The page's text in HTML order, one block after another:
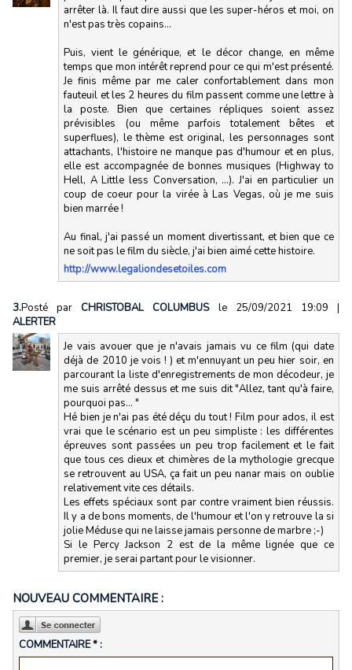
arrêter là. Il faut dire aussi que les super-héros et moi, on
n'est pas très copains...
Puis, vient le générique, et le décor change, en même
temps que mon intérêt reprend pour ce qui m'est présenté.
Je finis même par me caler confortablement dans mon
fauteuil et les 2 heures du film passent comme une lettre à
la poste. Bien que certaines répliques soient assez
prévisibles (ou même parfois totalement bêtes et
superflues), le thème est original, les personnages sont
attachants, l'histoire ne manque pas d'humour et en plus,
elle est accompagnée de bonnes musiques (Highway to
Hell, A Little less Conversation, ...). J'ai en particulier un
coup de coeur pour la virée à Las Vegas, où je me suis
bien marrée !
Au final, j'ai passé un moment divertissant, et bien que ce
ne soit pas le film du siècle, j'ai bien aimé cette histoire.
http://www.legaliondesetoiles.com
3.Posté parCHRISTOBAL COLUMBUS le 25/09/2021 19:09 |
ALERTER
Je vais avouer que je n'avais jamais vu ce film (qui date
déjà de 2010 je vois ! ) et m'ennuyant un peu hier soir, en
parcourant la liste d'enregistrements de mon décodeur, je
me suis arrêté dessus et me suis dit "Allez, tant qu'à faire,
pourquoi pas... "
Hé bien je n'ai pas été déçu du tout ! Film pour ados, il est
vrai que le scénario est un peu simpliste : les différentes
épreuves sont passées un peu trop facilement et le fait
que tous ces dieux et chimères de la mythologie grecque
se retrouvent au USA, ça fait un peu nanar mais on oublie
relativement vite ces détails.
Les effets spéciaux sont par contre vraiment bien réussis.
Il y a de bons moments, de l'humour et l'on y retrouve la si
jolie Méduse qui ne laisse jamais personne de marbre ;-)
Si le Percy Jackson 2 est de la même lignée que ce
premier, je serai partant pour le visionner.
NOUVEAU COMMENTAIRE :
COMMENTAIRE * :